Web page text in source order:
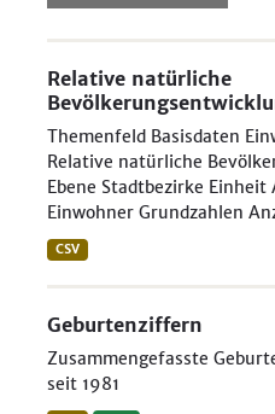
Relative natürliche
Themenfeld Basisdaten
Relative natürliche
Ebene Stadtbezirke Einheit
Einwohner Grundzahlen
CSV
Geburtenziffern
Zusammengefasste
seit 1981